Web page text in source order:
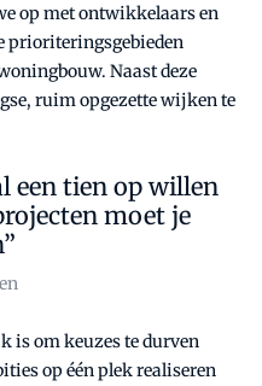
op met ontwikkelaars en
prioriteringsgebieden
Naast deze
ruim opgezette wijken te
een tien op willen
moet je
is om keuzes te durven
op één plek realiseren